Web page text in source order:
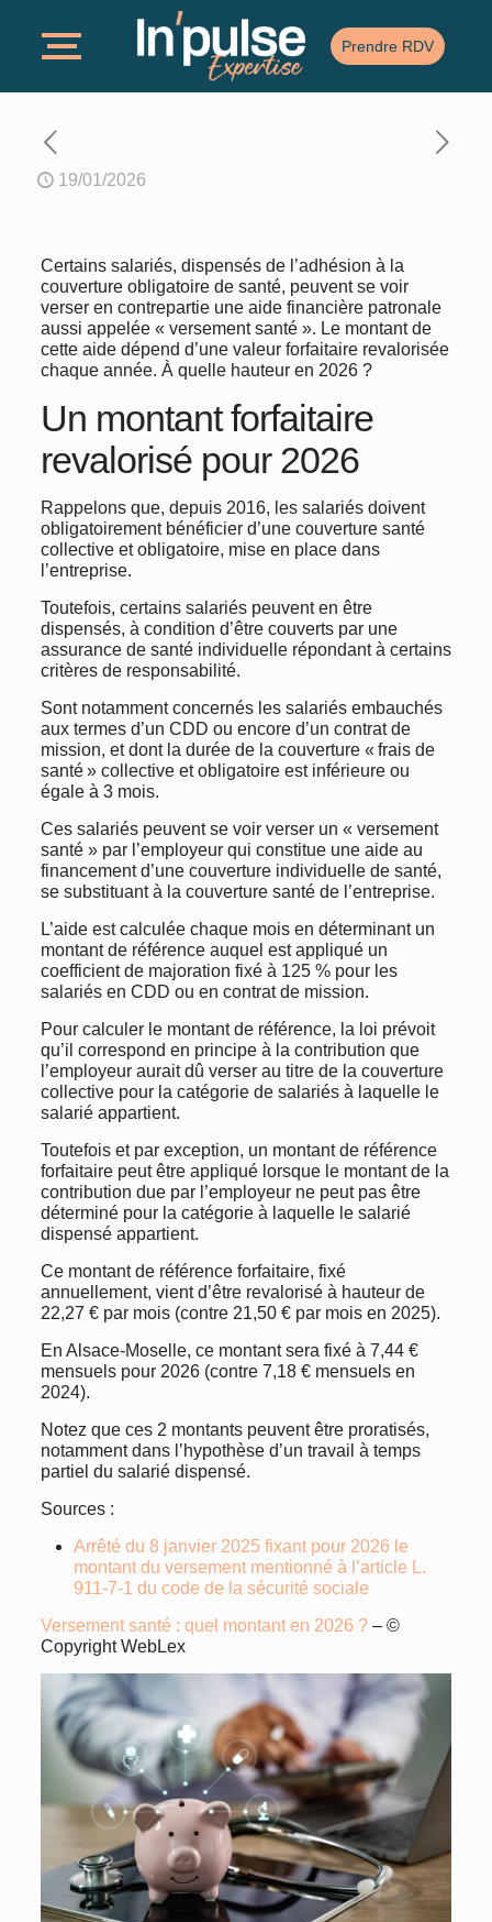
Prendre RDV
19/01/2026
Certains salariés, dispensés de l’adhésion à la
couverture obligatoire de santé, peuvent se voir
verser en contrepartie une aide financière patronale
aussi appelée « versement santé ». Le montant de
cette aide dépend d’une valeur forfaitaire revalorisée
chaque année. À quelle hauteur en 2026 ?
Un montant forfaitaire
revalorisé pour 2026
Rappelons que, depuis 2016, les salariés doivent
obligatoirement bénéficier d’une couverture santé
collective et obligatoire, mise en place dans
l’entreprise.
Toutefois, certains salariés peuvent en être
dispensés, à condition d’être couverts par une
assurance de santé individuelle répondant à certains
critères de responsabilité.
Sont notamment concernés les salariés embauchés
aux termes d’un CDD ou encore d’un contrat de
mission, et dont la durée de la couverture « frais de
santé » collective et obligatoire est inférieure ou
égale à 3 mois.
Ces salariés peuvent se voir verser un « versement
santé » par l’employeur qui constitue une aide au
financement d’une couverture individuelle de santé,
se substituant à la couverture santé de l’entreprise.
L’aide est calculée chaque mois en déterminant un
montant de référence auquel est appliqué un
coefficient de majoration fixé à 125 % pour les
salariés en CDD ou en contrat de mission.
Pour calculer le montant de référence, la loi prévoit
qu’il correspond en principe à la contribution que
l’employeur aurait dû verser au titre de la couverture
collective pour la catégorie de salariés à laquelle le
salarié appartient.
Toutefois et par exception, un montant de référence
forfaitaire peut être appliqué lorsque le montant de la
contribution due par l’employeur ne peut pas être
déterminé pour la catégorie à laquelle le salarié
dispensé appartient.
Ce montant de référence forfaitaire, fixé
annuellement, vient d’être revalorisé à hauteur de
22,27 € par mois (contre 21,50 € par mois en 2025).
En Alsace-Moselle, ce montant sera fixé à 7,44 €
mensuels pour 2026 (contre 7,18 € mensuels en
2024).
Notez que ces 2 montants peuvent être proratisés,
notamment dans l’hypothèse d’un travail à temps
partiel du salarié dispensé.
Sources :
Arrêté du 8 janvier 2025 fixant pour 2026 le
montant du versement mentionné à l’article L.
911-7-1 du code de la sécurité sociale
Versement santé : quel montant en 2026 ?– ©
Copyright WebLex